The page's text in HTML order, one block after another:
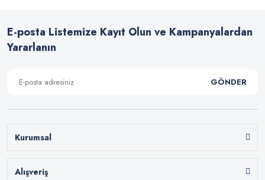
E-posta Listemize Kayıt Olun ve Kampanyalardan
Yararlanın
GÖNDER
Kurumsal
Alışveriş